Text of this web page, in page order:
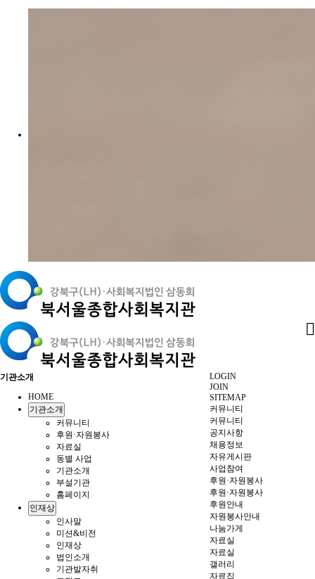
LOGIN
JOIN
SITEMAP
커뮤니티
커뮤니티
공지사항
채용정보
자유게시판
사업참여
후원·자원봉사
후원·자원봉사
후원안내
자원봉사안내
나눔가게
자료실
자료실
갤러리
자료집
기관소개
HOME
기관소개
커뮤니티
후원·자원봉사
자료실
동별 사업
기관소개
부설기관
홈페이지
인재상
인사말
미션&비전
인재상
법인소개
기관발자취